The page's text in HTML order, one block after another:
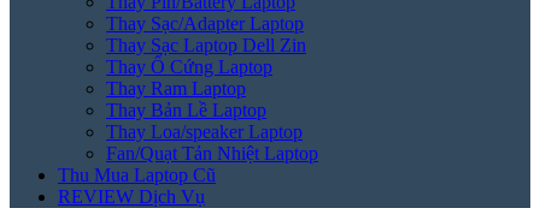
Thay Sạc/Adapter Laptop
Thay Sạc Laptop Dell Zin
Thay Ổ Cứng Laptop
Thay Ram Laptop
Thay Bản Lề Laptop
Thay Loa/speaker Laptop
Fan/Quạt Tản Nhiệt Laptop
Thu Mua Laptop Cũ
REVIEW Dịch Vụ